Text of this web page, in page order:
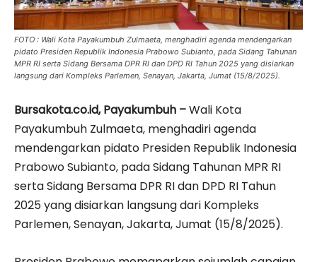
FOTO : Wali Kota Payakumbuh Zulmaeta, menghadiri agenda mendengarkan
pidato Presiden Republik Indonesia Prabowo Subianto, pada Sidang Tahunan
MPR RI serta Sidang Bersama DPR RI dan DPD RI Tahun 2025 yang disiarkan
langsung dari Kompleks Parlemen, Senayan, Jakarta, Jumat (15/8/2025).
Bursakota.co.id, Payakumbuh –Wali Kota
Payakumbuh Zulmaeta, menghadiri agenda
mendengarkan pidato Presiden Republik Indonesia
Prabowo Subianto, pada Sidang Tahunan MPR RI
serta Sidang Bersama DPR RI dan DPD RI Tahun
2025 yang disiarkan langsung dari Kompleks
Parlemen, Senayan, Jakarta, Jumat (15/8/2025).